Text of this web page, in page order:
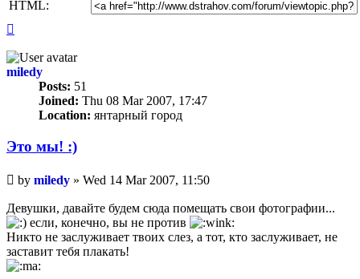
HTML:
miledy
Posts: 51
Joined: Thu 08 Mar 2007, 17:47
Location: янтарный город
Это мы! :)
Unread
post
by miledy » Wed 14 Mar 2007, 11:50
Девушки, давайте будем сюда помещать свои фотографии...
если, конечно, вы не против
Никто не заслуживает твоих слез, а тот, кто заслуживает, не
заставит тебя плакать!